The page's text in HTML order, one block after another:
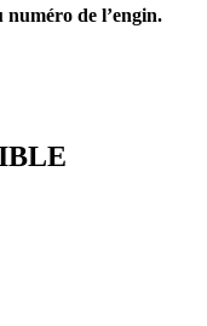
de l’engin.